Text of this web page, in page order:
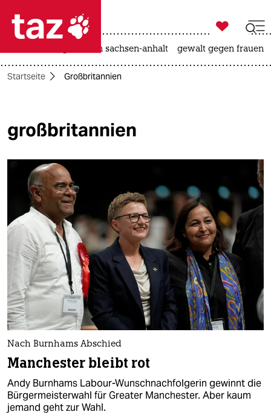
 taz zahl ich
taz zahl ich
politik
öko
gesellschaft
kultur
sport
berlin
nord
wahrheit
verlag
verlag
veranstaltungen

taz zahl ich
landtagswahl in sachsen-anhalt gewalt gegen frauen
Startseite Großbritannien
großbritannien
Nach Burnhams Abschied
Manchester bleibt rot
Andy Burnhams Labour-Wunschnachfolgerin gewinnt die
Bürgermeisterwahl für Greater Manchester. Aber kaum
jemand geht zur Wahl.